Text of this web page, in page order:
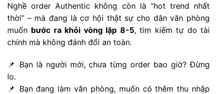
Nghề order Authentic không còn là “hot trend nhất
thời” – mà đang là cơ hội thật sự cho dân văn phòng
muốn bước ra khỏi vòng lặp 8-5, tìm kiếm tự do tài
chính mà không đánh đổi an toàn.
📌 Bạn là người mới, chưa từng order bao giờ? Đừng
lo.
📌 Bạn đang làm văn phòng, muốn có thêm thu nhập